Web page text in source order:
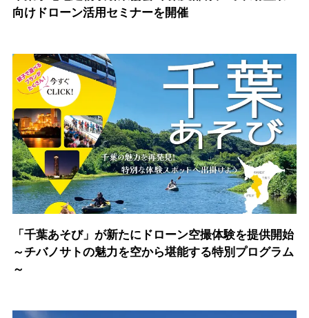
向けドローン活用セミナーを開催
「千葉あそび」が新たにドローン空撮体験を提供開始
～チバノサトの魅力を空から堪能する特別プログラム
～